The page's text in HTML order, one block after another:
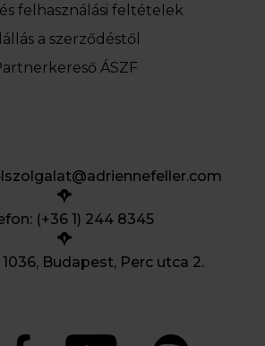
felhasználási feltételek
a szerződéstől
ÁSZF
(+36 1) 244 8345
Budapest, Perc utca 2.